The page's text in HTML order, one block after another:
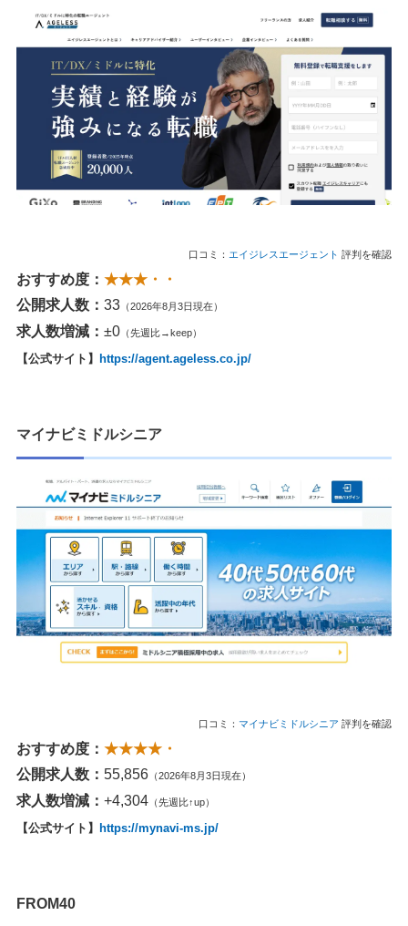
口コミ： エイジレスエージェント 評判を確認
おすすめ度： ★★★・・
公開求人数： 33 （2026年8月3日現在）
求人数増減： ±0 （先週比→keep）
【公式サイト】 https://agent.ageless.co.jp/
マイナビミドルシニア
口コミ： マイナビミドルシニア 評判を確認
おすすめ度： ★★★★・
公開求人数： 55,856 （2026年8月3日現在）
求人数増減： +4,304 （先週比↑up）
【公式サイト】 https://mynavi-ms.jp/
FROM40